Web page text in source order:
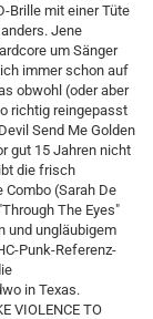
Brille mit einer Tüte
Jene
um Sänger
immer schon auf
obwohl (oder aber
richtig reingepasst
Send Me Golden
gut 15 Jahren nicht
die frisch
(Sarah De
The Eyes"
und ungläubigem
Punk-Referenz-
in Texas.
VIOLENCE TO